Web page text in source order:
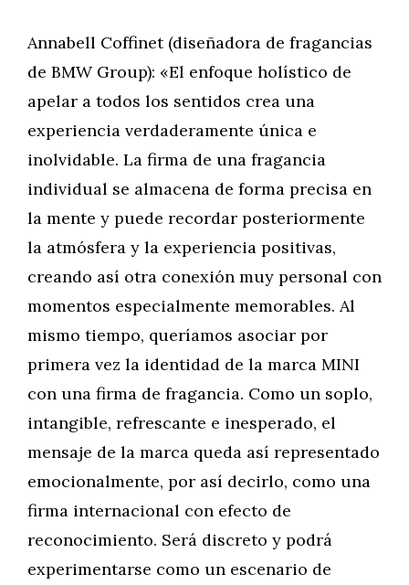
Annabell Coffinet (diseñadora de fragancias
de BMW Group): «El enfoque holístico de
apelar a todos los sentidos crea una
experiencia verdaderamente única e
inolvidable. La firma de una fragancia
individual se almacena de forma precisa en
la mente y puede recordar posteriormente
la atmósfera y la experiencia positivas,
creando así otra conexión muy personal con
momentos especialmente memorables. Al
mismo tiempo, queríamos asociar por
primera vez la identidad de la marca MINI
con una firma de fragancia. Como un soplo,
intangible, refrescante e inesperado, el
mensaje de la marca queda así representado
emocionalmente, por así decirlo, como una
firma internacional con efecto de
reconocimiento. Será discreto y podrá
experimentarse como un escenario de